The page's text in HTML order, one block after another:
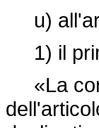
u)
1) il
«La